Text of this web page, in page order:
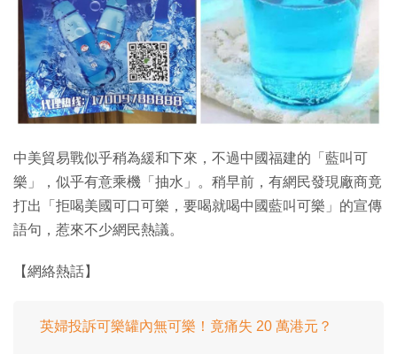
中美貿易戰似乎稍為緩和下來，不過中國福建的「藍叫可
樂」，似乎有意乘機「抽水」。稍早前，有網民發現廠商竟
打出「拒喝美國可口可樂，要喝就喝中國藍叫可樂」的宣傳
語句，惹來不少網民熱議。
【網絡熱話】
英婦投訴可樂罐內無可樂！竟痛失 20 萬港元？